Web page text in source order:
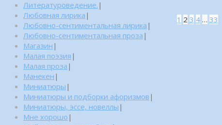
1 2 3 4 … 33
Литературоведение. |
Любовная лирика |
Любовно-сентиментальная лирика |
Любовно-сентиментальная проза |
Магазин |
Малая поэзия |
Малая проза |
Манекен |
Миниатюры |
Миниатюры и подборки афоризмов |
Миниатюры, эссе, новеллы |
Мне хорошо |